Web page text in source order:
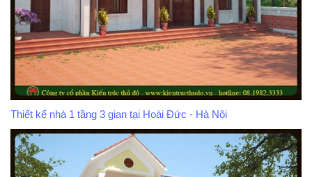
Thiết kế nhà 1 tầng 3 gian tại Hoài Đức - Hà Nội